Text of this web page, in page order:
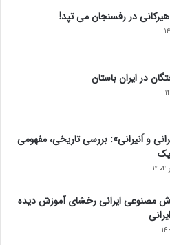
هیرکانی در رفسنجان می تپد!
در ایران باستان
و اَنیرانی»: بررسی تاریخی، مفهومی
مصنوعی ایرانی رخشای آموزش دیده